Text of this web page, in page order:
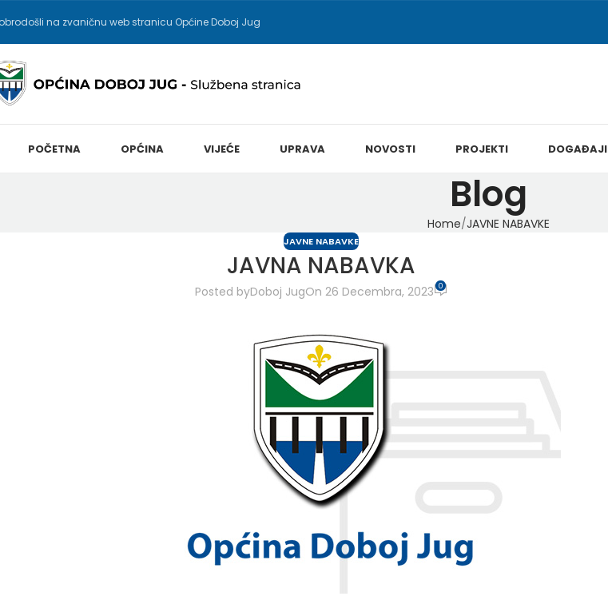
na zvaničnu web stranicu Općine Doboj Jug
POČETNA OPĆINA VIJEĆE UPRAVA NOVOSTI PROJEKTI DOGAĐAJI
Blog
Home JAVNE NABAVKE
JAVNE NABAVKE
JAVNA NABAVKA
Posted byDoboj JugOn 26 Decembra, 2023 0